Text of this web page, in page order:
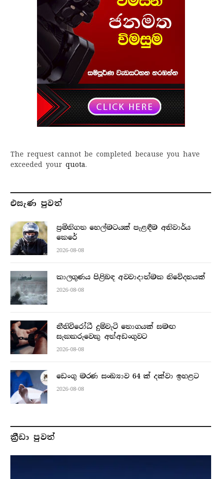
The request cannot be completed because you have
exceeded your quota.
එසැණ පුව​ත්
ප්‍රමිතිගත හෙල්මටයක් පැළඳීම අනිවාර්ය
කෙරේ
2026-08-08
කාලගුණය පිළිබඳ අවවාදාත්මක නිවේදනයක්
2026-08-08
නීතිවිරෝධී දුම්වැටි තොගයක් සමඟ
සැකකරුවෙකු අත්අඩංගුවට
2026-08-08
ඩෙංගු මරණ සංඛ්‍යාව 64 ක් දක්වා ඉහළට
2026-08-08
ක්‍රීඩා පුවත්